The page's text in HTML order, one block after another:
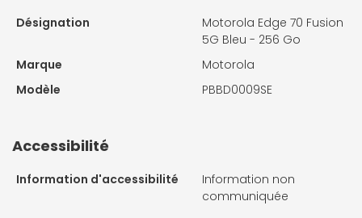
Désignation
Motorola Edge 70 Fusion
5G Bleu - 256 Go
Marque
Motorola
Modèle
PBBD0009SE
Accessibilité
Information d'accessibilité
Information non
communiquée